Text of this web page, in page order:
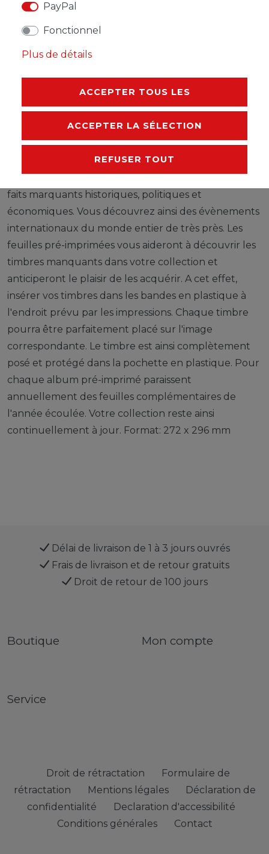
FABRICANT
Les timbres illustrent de grands évènements d'un
état, informent d'une partie du monde,
d'organisations et de communautés internationales,
donnent un aperçu de la culture et montrent des
faits marquants historiques, politiques et
économiques. Vous découvrez ainsi des évènements
internationaux du monde entier de très près. Les
feuilles pré-imprimées vous aideront à découvrir les
timbres manquants dans votre collection et
anticiperont le plaisir de les acquérir. A cet effet,
insérer vos timbres dans les bandes en plastique à
l'endroit prévu par les impressions. Chaque timbre
pourra être parfaitement placé sur l'image
correspondante. Le timbre est ainsi complètement
posé et protégé dans la pochette en plastique. Pour
chaque album pré-imprimé paraissent
annuellement des feuilles complémentaires de
l'année écoulée. Votre collection reste ainsi
continuellement à jour. Format: 272 x 296 mm
Délai de livraison de 1 à 3 jours ouvrés
Frais de livraison et de retour gratuits
Droit de retour de 100 jours
Boutique Mon compte
Service
Droit de rétractation
Formulaire de
rétractation
Mentions légales
Déclaration de
confidentialité
Declaration d'accessibilité
Conditions générales
Contact
PayPal
Fonctionnel
Plus de détails
ACCEPTER TOUS LES
ACCEPTER LA SÉLECTION
REFUSER TOUT